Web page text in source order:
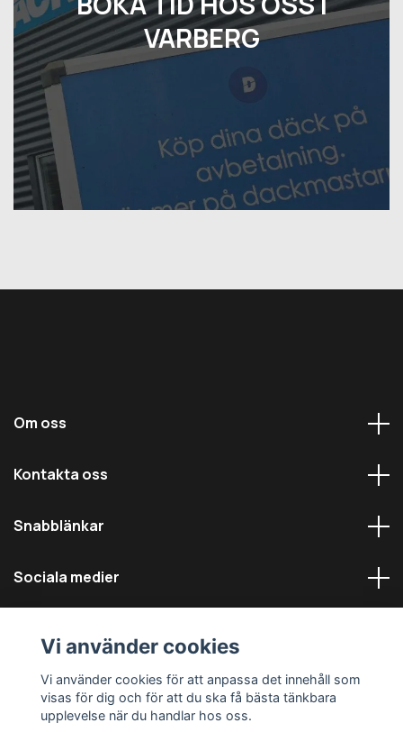
VARBERG
Om oss
Kontakta oss
Snabblänkar
Sociala medier
© 2026 Däckmästarna - Alla rättigheter reserverade
Vi använder cookies
Vi använder cookies för att anpassa det innehåll som
visas för dig och för att du ska få bästa tänkbara
upplevelse när du handlar hos oss.